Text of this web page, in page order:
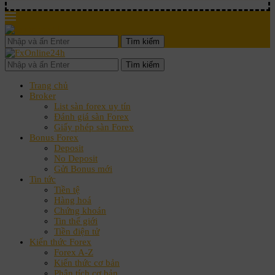
Tìm kiếm
Tìm kiếm
Trang chủ
Broker
List sàn forex uy tín
Đánh giá sàn Forex
Giấy phép sàn Forex
Bonus Forex
Deposit
No Deposit
Gửi Bonus mới
Tin tức
Tiền tệ
Hàng hoá
Chứng khoán
Tin thế giới
Tiền điện tử
Kiến thức Forex
Forex A-Z
Kiến thức cơ bản